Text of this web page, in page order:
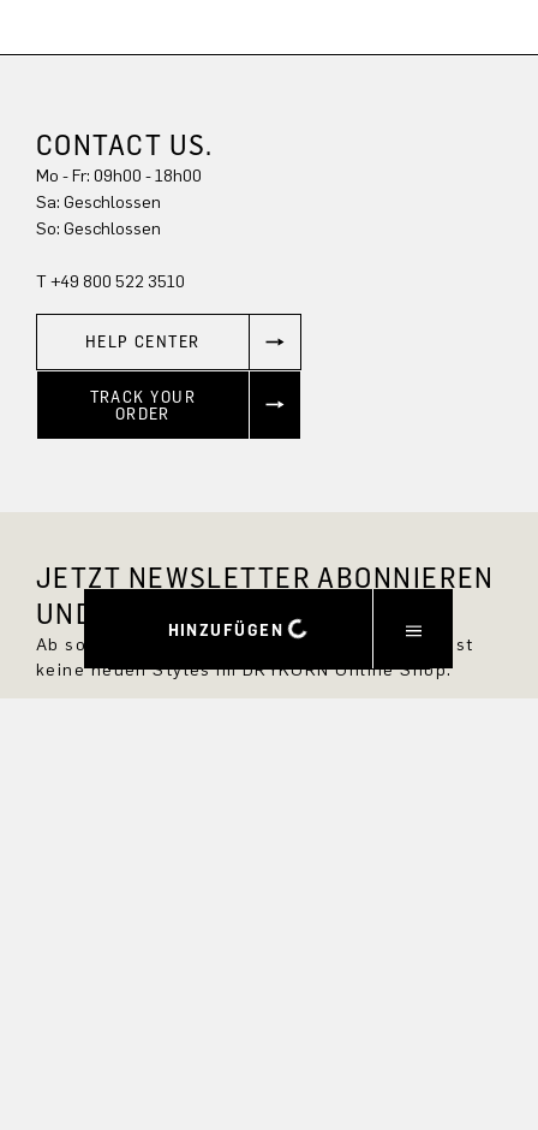
HINZUFÜGEN
CONTACT US.
Mo - Fr: 09h00 - 18h00
Sa: Geschlossen
So: Geschlossen
T +49 800 522 3510
HELP CENTER
TRACK YOUR
ORDER
JETZT NEWSLETTER ABONNIEREN
UND 10 % RABATT SICHERN.
Ab sofort bist Du immer up to date und verpasst
keine neuen Styles im DRYKORN Online Shop.